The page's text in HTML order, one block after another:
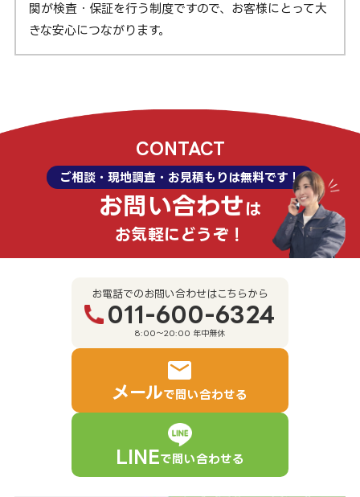
関が検査・保証を行う制度ですので、お客様にとって大
きな安心につながります。
CONTACT
ご相談・現地調査・お見積もりは無料です！
お問い合わせ は
お気軽にどうぞ！
お電話でのお問い合わせはこちらから
011-600-6324
8:00～20:00 年中無休
メールで問い合わせる
LINEで問い合わせる